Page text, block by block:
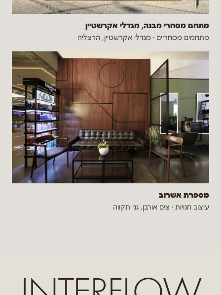
מתחם מסחרי מבנה, מגדלי אקרשטיין
מתחמים מסחריים · מגדלי אקרשטיין, הרצליה
מספרת אשרוב
עיצוב חנויות · צים אורבן, גני תקווה